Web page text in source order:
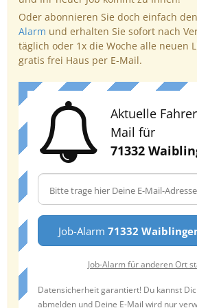
Oder abonnieren Sie doch einfach
Alarm und erhalten Sie sofort nach
täglich oder 1x die Woche alle neuen
gratis frei Haus per E-Mail.
Aktuelle
Mail für
71332
Job-Alarm 71332
Job-Alarm für anderen Ort
Datensicherheit garantiert! Du kannst
abmelden und Deine E-Mail wird nur